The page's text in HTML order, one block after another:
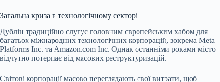
Загальна криза в технологічному секторі
Дублін традиційно слугує головним європейським хабом для
багатьох міжнародних технологічних корпорацій, зокрема Meta
Platforms Inc. та Amazon.com Inc. Однак останніми роками місто
відчутно потерпає від масових реструктуризацій.
Світові корпорації масово переглядають свої витрати, щоб